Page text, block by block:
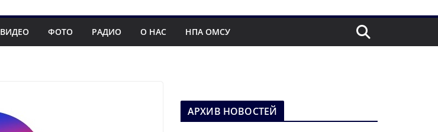
ВИДЕО ФОТО РАДИО О НАС НПА ОМСУ
АРХИВ НОВОСТЕЙ